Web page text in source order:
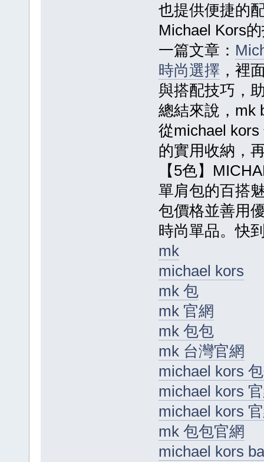
也提供便捷的
Michael Kors
一篇文章：
時尚選擇 ，裡
與搭配技巧，
總結來說，mk
從michael
的實用收納，
【5色】
單肩包的百搭
包價格並善用
時尚單品。快
mk
michael kors
mk 包
mk 官網
mk 包包
mk 台灣官網
michael kors
michael kors
michael kors
mk 包包官網
michael kors